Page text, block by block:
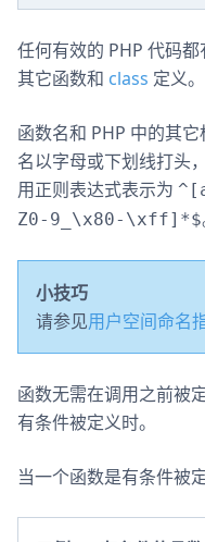
任何有效的 PHP 代码
其它函数和 class 定义。
函数名和 PHP 中的其
名以字母或下划线打头
用正则表达式表示为
Z0-9_\x80-\xff]*$
小技巧
请参见用户空间命名
函数无需在调用之前被定
有条件被定义时。
当一个函数是有条件被